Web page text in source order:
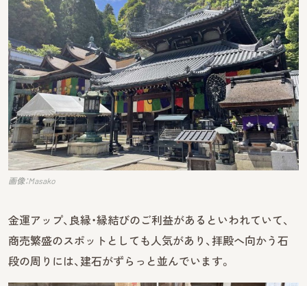
画像：Masako
金運アップ、良縁・縁結びのご利益があるといわれていて、
商売繁盛のスポットとしても人気があり、拝殿へ向かう石
段の周りには、建石がずらっと並んでいます。